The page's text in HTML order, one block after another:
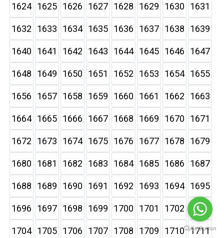
1624 1625 1626 1627 1628 1629 1630 1631
1632 1633 1634 1635 1636 1637 1638 1639
1640 1641 1642 1643 1644 1645 1646 1647
1648 1649 1650 1651 1652 1653 1654 1655
1656 1657 1658 1659 1660 1661 1662 1663
1664 1665 1666 1667 1668 1669 1670 1671
1672 1673 1674 1675 1676 1677 1678 1679
1680 1681 1682 1683 1684 1685 1686 1687
1688 1689 1690 1691 1692 1693 1694 1695
1696 1697 1698 1699 1700 1701 1702 1703
1704 1705 1706 1707 1708 1709 1710 1711